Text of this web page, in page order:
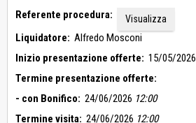
Referente procedura:
Visualizza
Liquidatore: Alfredo Mosconi
Inizio presentazione offerte: 15/05/2026
Termine presentazione offerte:
- con Bonifico: 24/06/2026 12:00
Termine visita: 24/06/2026 12:00